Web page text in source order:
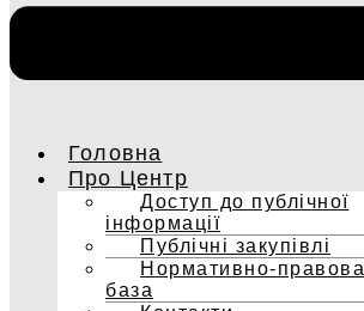
Головна
Про Центр
Доступ до публічної
інформації
Публічні закупівлі
Нормативно-правова
база